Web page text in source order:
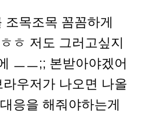
조목조목 꼼꼼하게
ㅎ 저도 그러고싶지
ㅡㅡ;; 본받아야겠어
우저가 나오면 나올
응을 해줘야하는게